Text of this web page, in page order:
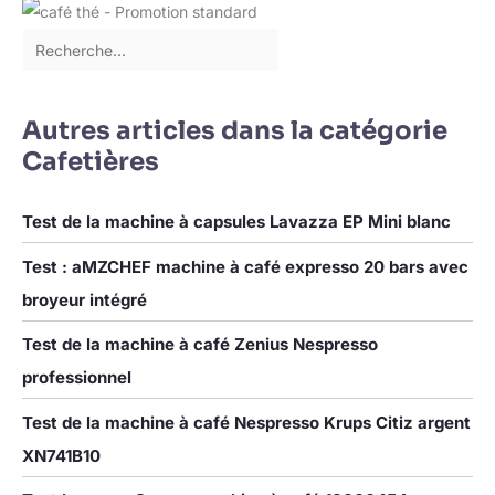
grâce aux programmes automatiques de rinçage et de
automatique, économie d’énergie et mode veille CE N’EST PAS
Autres articles dans la catégorie
Cafetières
Test de la machine à capsules Lavazza EP Mini blanc
Test : aMZCHEF machine à café expresso 20 bars avec
broyeur intégré
Test de la machine à café Zenius Nespresso
professionnel
Test de la machine à café Nespresso Krups Citiz argent
XN741B10